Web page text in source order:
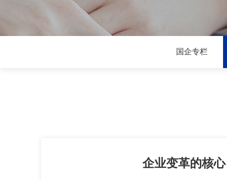
国企专栏
企业变革的核